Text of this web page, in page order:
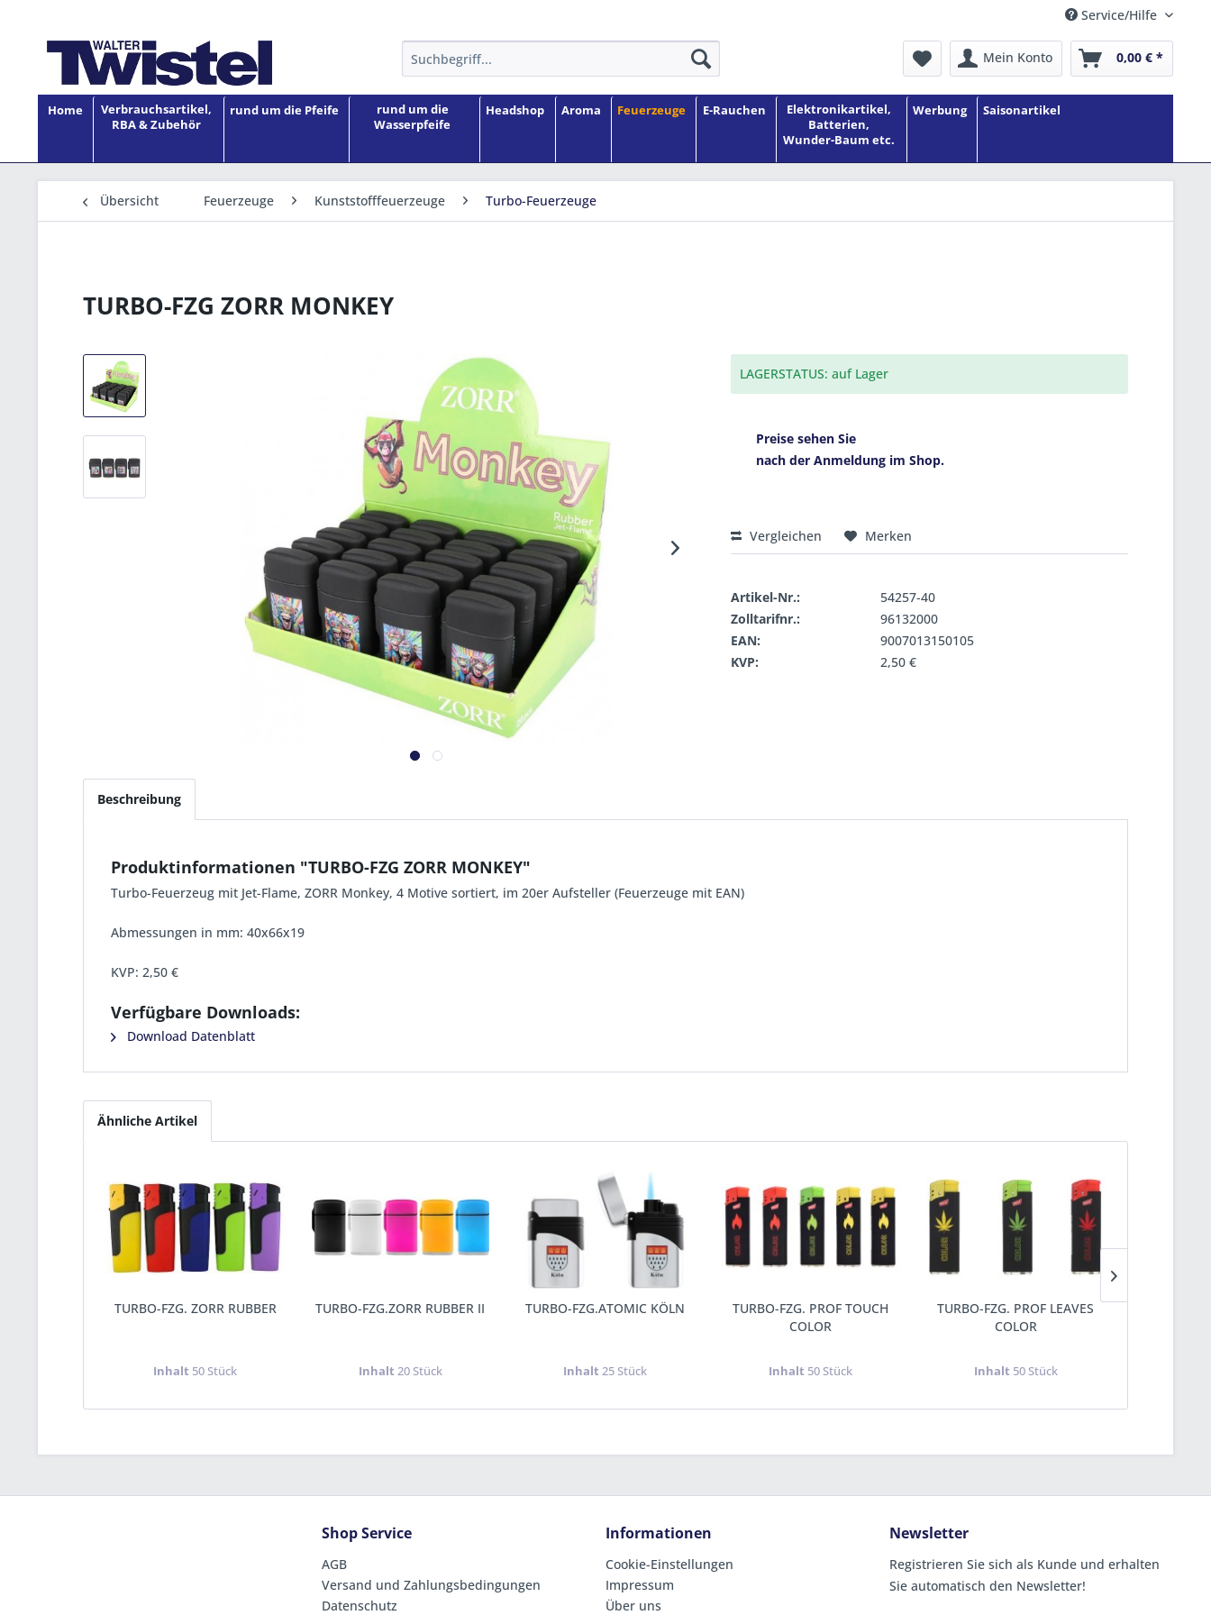
Service/Hilfe
Mein Konto 0,00 € *
Home
Verbrauchsartikel,
RBA & Zubehör
rund um die Pfeife
rund um die
Wasserpfeife
Headshop Aroma Feuerzeuge E-Rauchen
Elektronikartikel,
Batterien,
Wunder-Baum etc.
Werbung Saisonartikel
Übersicht Feuerzeuge Kunststofffeuerzeuge Turbo-Feuerzeuge
TURBO-FZG ZORR MONKEY
LAGERSTATUS: auf Lager
Preise sehen Sie
nach der Anmeldung im Shop.
Vergleichen Merken
Artikel-Nr.:
54257-40
Zolltarifnr.:
96132000
EAN:
9007013150105
KVP:
2,50 €
Beschreibung
Produktinformationen "TURBO-FZG ZORR MONKEY"
Turbo-Feuerzeug mit Jet-Flame, ZORR Monkey, 4 Motive sortiert, im 20er Aufsteller (Feuerzeuge mit EAN)
Abmessungen in mm: 40x66x19
KVP: 2,50 €
Verfügbare Downloads:
Download Datenblatt
Ähnliche Artikel
TURBO-FZG. ZORR RUBBER
Inhalt 50 Stück
TURBO-FZG.ZORR RUBBER II
Inhalt 20 Stück
TURBO-FZG.ATOMIC KÖLN
Inhalt 25 Stück
TURBO-FZG. PROF TOUCH
COLOR
Inhalt 50 Stück
TURBO-FZG. PROF LEAVES
COLOR
Inhalt 50 Stück
Shop Service
AGB
Versand und Zahlungsbedingungen
Datenschutz
Informationen
Cookie-Einstellungen
Impressum
Über uns
Newsletter
Registrieren Sie sich als Kunde und erhalten
Sie automatisch den Newsletter!